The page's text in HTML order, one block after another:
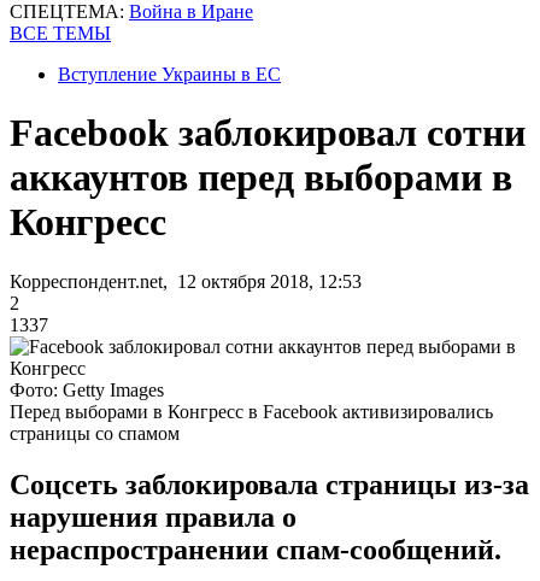
СПЕЦТЕМА: Война в Иране
ВСЕ ТЕМЫ
Вступление Украины в ЕС
Facebook заблокировал сотни
аккаунтов перед выборами в
Конгресс
Корреспондент.net, 12 октября 2018, 12:53
2
1337
Фото: Getty Images
Перед выборами в Конгресс в Facebook активизировались
страницы со спамом
Соцсеть заблокировала страницы из-за
нарушения правила о
нераспространении спам-сообщений.